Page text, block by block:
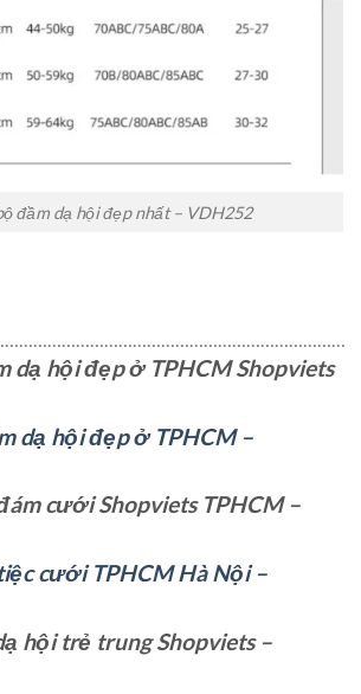
đầm dạ hội đẹp nhất – VDH252
dạ hội đẹp ở TPHCM Shopviets
dạ hội đẹp ở TPHCM –
cưới Shopviets TPHCM –
cưới TPHCM Hà Nội –
hội trẻ trung Shopviets –